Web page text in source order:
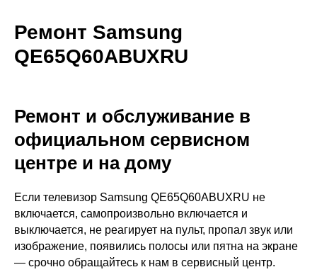
Ремонт Samsung
QE65Q60ABUXRU
Ремонт и обслуживание в
официальном сервисном
центре и на дому
Если телевизор Samsung QE65Q60ABUXRU не
включается, самопроизвольно включается и
выключается, не реагирует на пульт, пропал звук или
изображение, появились полосы или пятна на экране
— срочно обращайтесь к нам в сервисный центр.